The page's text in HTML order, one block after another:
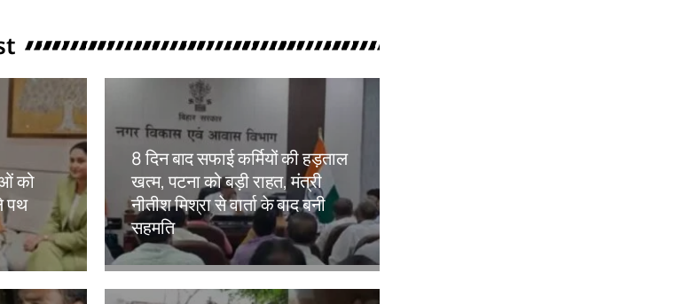
को
पथ
8 दिन बाद सफाई कर्मियों की हड़ताल
खत्म, पटना को बड़ी राहत, मंत्री
नीतीश मिश्रा से वार्ता के बाद बनी
सहमति
Amit Lekh